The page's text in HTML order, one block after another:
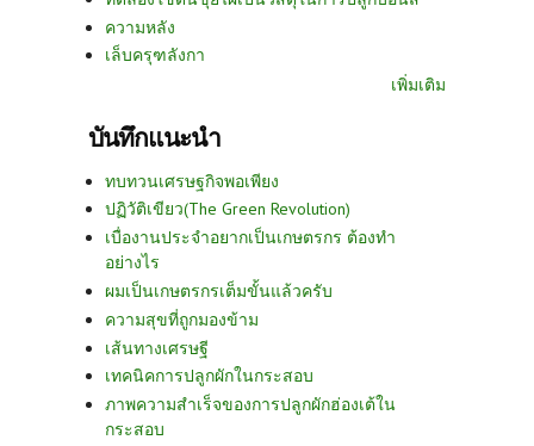
ความหลัง
เล็บครุฑลังกา
เพิ่มเติม
บันทึกแนะนำ
ทบทวนเศรษฐกิจพอเพียง
ปฏิวัติเขียว(The Green Revolution)
เบื่องานประจำอยากเป็นเกษตรกร ต้องทำ
อย่างไร
ผมเป็นเกษตรกรเต็มขั้นแล้วครับ
ความสุขที่ถูกมองข้าม
เส้นทางเศรษฐี
เทคนิคการปลูกผักในกระสอบ
ภาพความสำเร็จของการปลูกผักฮ่องเต้ใน
กระสอบ